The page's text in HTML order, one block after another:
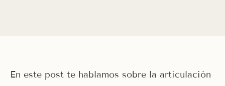
En este post te hablamos sobre la articulación